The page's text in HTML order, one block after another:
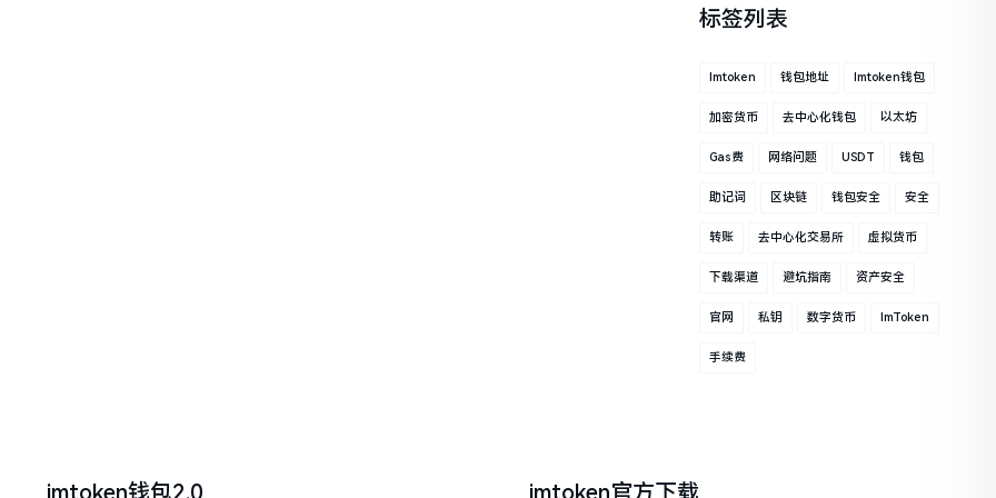
标签列表
Imtoken 钱包地址 Imtoken钱包
加密货币 去中心化钱包 以太坊
Gas费 网络问题 USDT 钱包
助记词 区块链 钱包安全 安全
转账 去中心化交易所 虚拟货币
下载渠道 避坑指南 资产安全
官网 私钥 数字货币 ImToken
手续费